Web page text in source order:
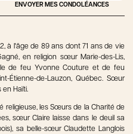
ENVOYER MES CONDOLÉANCES
à l'âge de 89 ans dont 71 ans de vie
en religion sœur Marie-des-Lis,
de feu Yvonne Couture et de feu
Étienne-de-Lauzon, Québec. Sœur
Haïti.
religieuse, les Sœurs de la Charité de
sœur Claire laisse dans le deuil sa
sa belle-sœur Claudette Langlois